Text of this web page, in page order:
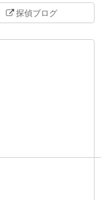
探偵ブログ